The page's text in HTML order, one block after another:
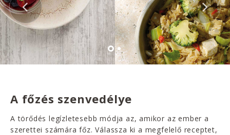
A főzés szenvedélye
A törődés legízletesebb módja az, amikor az ember a
szerettei számára főz. Válassza ki a megfelelő receptet,